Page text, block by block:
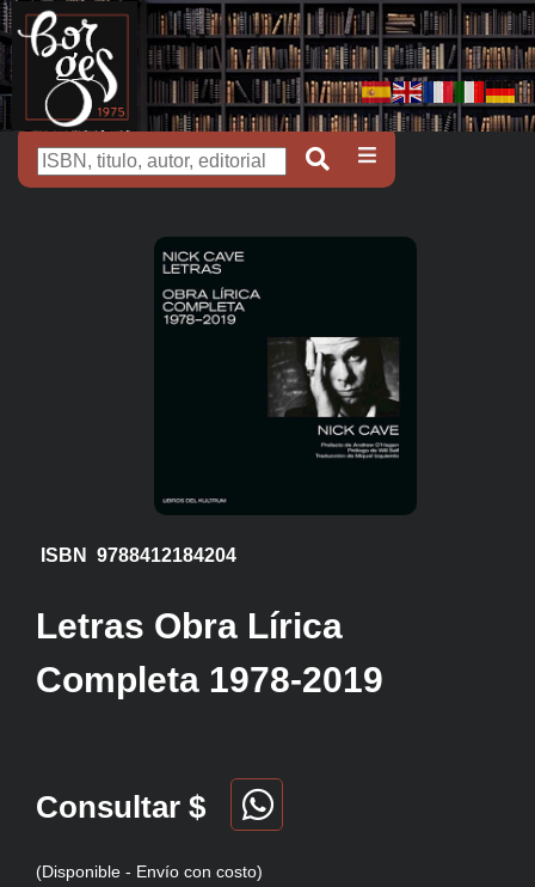
ISBN 9788412184204
Letras Obra Lírica
Completa 1978-2019
Consultar $
(Disponible - Envío con costo)